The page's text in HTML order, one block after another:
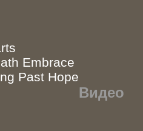
Embrace
Past Hope
Видео